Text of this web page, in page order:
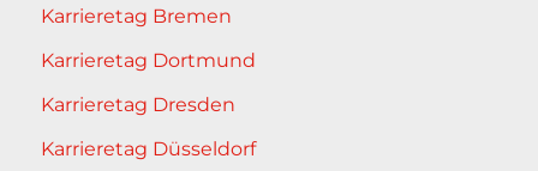
Karrieretag Bremen
Karrieretag Dortmund
Karrieretag Dresden
Karrieretag Düsseldorf